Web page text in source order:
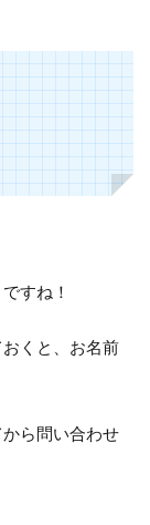
すね！
くと、お名前
ら問い合わせ